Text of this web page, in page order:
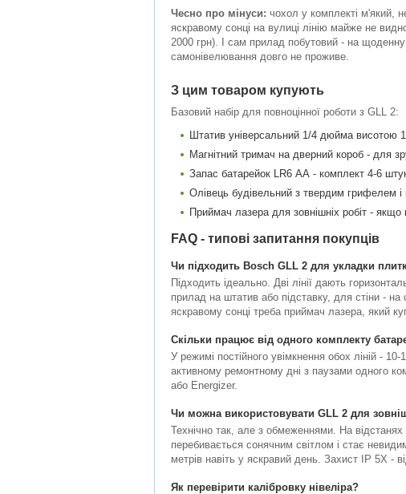
Чесно про мінуси: чохол у комплекті м'який,
яскравому сонці на вулиці лінію майже не
2000 грн). І сам прилад побутовий - на щоденну
самонівелювання довго не проживе.
З цим товаром купують
Базовий набір для повноцінної роботи з GLL 2:
Штатив універсальний 1/4 дюйма висотою
Магнітний тримач на дверний короб - для
Запас батарейок LR6 АА - комплект 4-6
Олівець будівельний з твердим грифелем і
Приймач лазера для зовнішніх робіт -
FAQ - типові запитання покупців
Чи підходить Bosch GLL 2 для укладки
Підходить ідеально. Дві лінії дають
прилад на штатив або підставку, для стіни - на
яскравому сонці треба приймач лазера, який
Скільки працює від одного комплекту
У режимі постійного увімкнення обох ліній -
активному ремонтному дні з паузами одного
або Energizer.
Чи можна використовувати GLL 2 для
Технічно так, але з обмеженнями. На
перебивається сонячним світлом і стає
метрів навіть у яскравий день. Захист IP 5X
Як перевірити калібровку нівеліра?